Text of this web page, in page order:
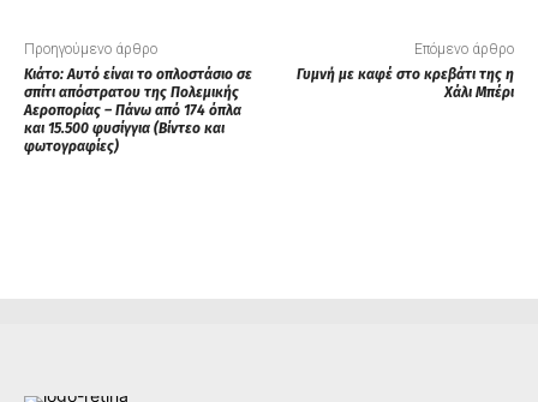
Προηγούμενο άρθρο
Κιάτο: Αυτό είναι το οπλοστάσιο σε
σπίτι απόστρατου της Πολεμικής
Αεροπορίας – Πάνω από 174 όπλα
και 15.500 φυσίγγια (Βίντεο και
φωτογραφίες)
Επόμενο άρθρο
Γυμνή με καφέ στο κρεβάτι της η
Χάλι Μπέρι